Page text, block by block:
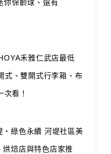
你保齡球、還有
禾雅仁武店最低
式、雙開式行李箱、布
看！
‧綠色永續 河堤社區美
焙店與特色店家推